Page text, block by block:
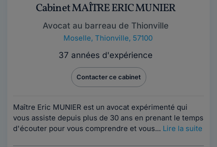
Cabinet MAÎTRE ERIC MUNIER
Avocat au barreau de Thionville
Moselle, Thionville, 57100
37 années d'expérience
Contacter ce cabinet
Maître Eric MUNIER est un avocat expérimenté qui
vous assiste depuis plus de 30 ans en prenant le temps
d'écouter pour vous comprendre et vous... Lire la suite